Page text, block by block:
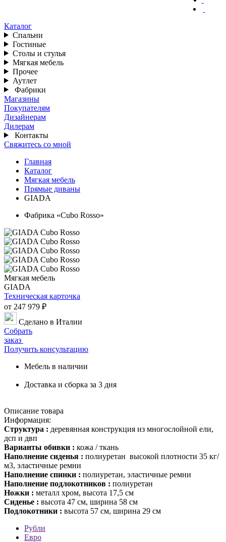
Каталог
Спальни
Гостиные
Столы и стулья
Мягкая мебель
Прочее
Аутлет
Фабрики
Магазины
Покупателям
Дизайнерам
Дилерам
Контакты
Свяжитесь со мной
Главная
Каталог
Мягкая мебель
Прямые диваны
GIADA
Фабрика «Cubo Rosso»
Мягкая мебель
GIADA
Техническая карточка
от 247 979 ₽
Сделано в Италии
Собрать
заказ
Получить консультацию
Мебель в наличии
Доставка и сборка за 3 дня
Описание товара
Информация:
Структура : деревянная конструкция из многослойной ели,
дсп и двп
Варианты обивки : кожа / ткань
Наполнение сиденья : полиуретан высокой плотности 35 кг/
м3, эластичные ремни
Наполнение спинки : полиуретан, эластичные ремни
Наполнение подлокотников : полиуретан
Ножки : металл хром, высота 17,5 см
Сиденье : высота 47 см, ширина 58 см
Подлокотники : высота 57 см, ширина 29 см
Рубли
Евро